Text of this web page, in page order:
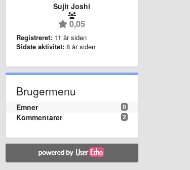
Sujit Joshi
0,05
Registreret: 11 år siden
Sidste aktivitet: 8 år siden
Brugermenu
0
Emner
2
Kommentarer